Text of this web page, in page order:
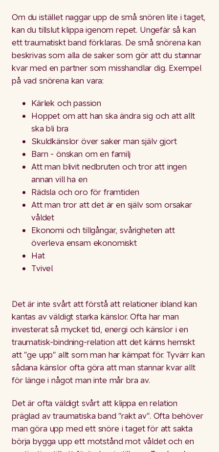
Om du istället naggar upp de små snören lite i taget,
kan du tillslut klippa igenom repet. Ungefär så kan
ett traumatiskt band förklaras. De små snörena kan
beskrivas som alla de saker som gör att du stannar
kvar med en partner som misshandlar dig. Exempel
på vad snörena kan vara:
Kärlek och passion
Hoppet om att han ska ändra sig och att allt
ska bli bra
Skuldkänslor över saker man själv gjort
Barn - önskan om en familj
Att man blivit nedbruten och tror att ingen
annan vill ha en
Rädsla och oro för framtiden
Att man tror att det är en själv som orsakar
våldet
Ekonomi och tillgångar, svårigheten att
överleva ensam ekonomiskt
Hat
Tvivel
Det är inte svårt att förstå att relationer ibland kan
kantas av väldigt starka känslor. Ofta har man
investerat så mycket tid, energi och känslor i en
traumatisk-bindning-relation att det känns hemskt
att "ge upp" allt som man har kämpat för. Tyvärr kan
sådana känslor ofta göra att man stannar kvar allt
för länge i något man inte mår bra av.
Det är ofta väldigt svårt att klippa en relation
präglad av traumatiska band "rakt av". Ofta behöver
man göra upp med ett snöre i taget för att sakta
börja bygga upp ett motstånd mot våldet och en